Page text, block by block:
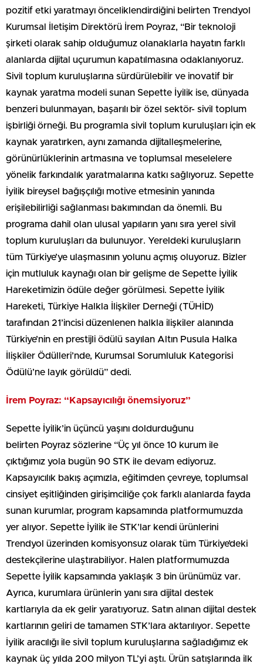
pozitif etki yaratmayı önceliklendirdiğini belirten Trendyol
Kurumsal İletişim Direktörü İrem Poyraz, “Bir teknoloji
şirketi olarak sahip olduğumuz olanaklarla hayatın farklı
alanlarda dijital uçurumun kapatılmasına odaklanıyoruz.
Sivil toplum kuruluşlarına sürdürülebilir ve inovatif bir
kaynak yaratma modeli sunan Sepette İyilik ise, dünyada
benzeri bulunmayan, başarılı bir özel sektör- sivil toplum
işbirliği örneği. Bu programla sivil toplum kuruluşları için ek
kaynak yaratırken, aynı zamanda dijitalleşmelerine,
görünürlüklerinin artmasına ve toplumsal meselelere
yönelik farkındalık yaratmalarına katkı sağlıyoruz. Sepette
İyilik bireysel bağışçılığı motive etmesinin yanında
erişilebilirliği sağlanması bakımından da önemli. Bu
programa dahil olan ulusal yapıların yanı sıra yerel sivil
toplum kuruluşları da bulunuyor. Yereldeki kuruluşların
tüm Türkiye’ye ulaşmasının yolunu açmış oluyoruz. Bizler
için mutluluk kaynağı olan bir gelişme de Sepette İyilik
Hareketimizin ödüle değer görülmesi. Sepette İyilik
Hareketi, Türkiye Halkla İlişkiler Derneği (TÜHİD)
tarafından 21’incisi düzenlenen halkla ilişkiler alanında
Türkiye’nin en prestijli ödülü sayılan Altın Pusula Halka
İlişkiler Ödülleri’nde, Kurumsal Sorumluluk Kategorisi
Ödülü’ne layık görüldü” dedi.
İrem Poyraz: “Kapsayıcılığı önemsiyoruz”
Sepette İyilik’in üçüncü yaşını doldurduğunu
belirten Poyraz sözlerine “Üç yıl önce 10 kurum ile
çıktığımız yola bugün 90 STK ile devam ediyoruz.
Kapsayıcılık bakış açımızla, eğitimden çevreye, toplumsal
cinsiyet eşitliğinden girişimciliğe çok farklı alanlarda fayda
sunan kurumlar, program kapsamında platformumuzda
yer alıyor. Sepette İyilik ile STK’lar kendi ürünlerini
Trendyol üzerinden komisyonsuz olarak tüm Türkiye’deki
destekçilerine ulaştırabiliyor. Halen platformumuzda
Sepette İyilik kapsamında yaklaşık 3 bin ürünümüz var.
Ayrıca, kurumlara ürünlerin yanı sıra dijital destek
kartlarıyla da ek gelir yaratıyoruz. Satın alınan dijital destek
kartlarının geliri de tamamen STK’lara aktarılıyor. Sepette
İyilik aracılığı ile sivil toplum kuruluşlarına sağladığımız ek
kaynak üç yılda 200 milyon TL’yi aştı. Ürün satışlarında ilk